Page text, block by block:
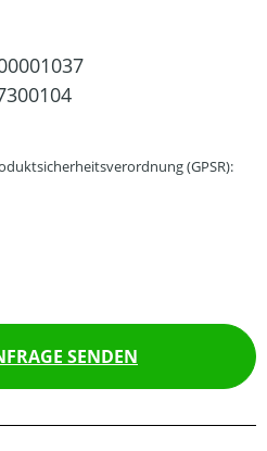
(GPSR):
SENDEN